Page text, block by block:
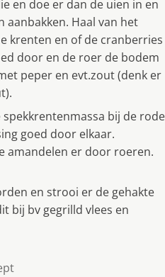
en doe er dan de uien in en
aanbakken. Haal van het
krenten en of de cranberries
door en de roer de bodem
peper en evt.zout (denk er
bij de rode
goed door elkaar.
amandelen er door roeren.
en strooi er de gehakte
bij bv gegrilld vlees en